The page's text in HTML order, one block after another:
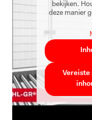
bekijken.
deze manier
Vereiste